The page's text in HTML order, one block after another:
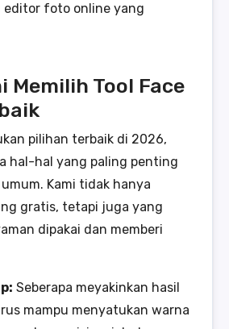
editor foto online yang
Memilih Tool Face
pilihan terbaik di 2026,
hal-hal yang paling penting
Kami tidak hanya
gratis, tetapi juga yang
dipakai dan memberi
Seberapa meyakinkan hasil
mampu menyatukan warna